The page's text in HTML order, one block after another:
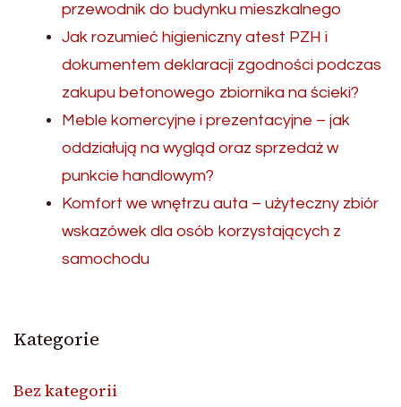
przewodnik do budynku mieszkalnego
Jak rozumieć higieniczny atest PZH i
dokumentem deklaracji zgodności podczas
zakupu betonowego zbiornika na ścieki?
Meble komercyjne i prezentacyjne – jak
oddziałują na wygląd oraz sprzedaż w
punkcie handlowym?
Komfort we wnętrzu auta – użyteczny zbiór
wskazówek dla osób korzystających z
samochodu
Kategorie
Bez kategorii